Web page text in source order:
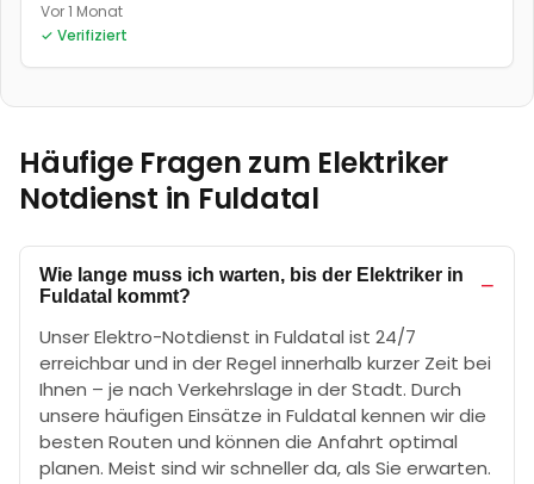
Vor 1 Monat
✓ Verifiziert
Häufige Fragen zum Elektriker
Notdienst in Fuldatal
Wie lange muss ich warten, bis der Elektriker in
Fuldatal kommt?
−
Unser Elektro-Notdienst in Fuldatal ist 24/7
erreichbar und in der Regel innerhalb kurzer Zeit bei
Ihnen – je nach Verkehrslage in der Stadt. Durch
unsere häufigen Einsätze in Fuldatal kennen wir die
besten Routen und können die Anfahrt optimal
planen. Meist sind wir schneller da, als Sie erwarten.